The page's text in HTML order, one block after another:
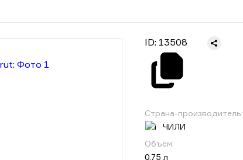
ID: 13508
Страна-производитель:
ЧИЛИ
Объём:
0.75 л